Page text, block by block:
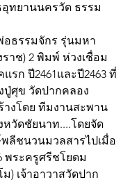
ทยานนครวัด ธรรม
อธรรมจักร รุ่นมหา
าช) 2 พิมพ์ ห่วงเชื่อม
รก ปี2461และปี2463 ที่
ปู่ศุข วัดปากคลอง
างโดย ทีมงานสะพาน
วัดชัยนาท....โดยจัด
ลีชนวนมวลสารไปเมื่อ
พระครูศรีชโยดม
) เจ้าอาวาสวัดปาก